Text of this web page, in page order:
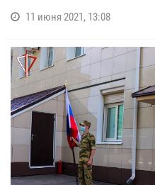
11 июня 2021, 13:08